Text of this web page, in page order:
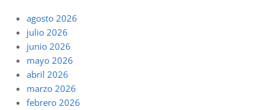
agosto 2026
julio 2026
junio 2026
mayo 2026
abril 2026
marzo 2026
febrero 2026